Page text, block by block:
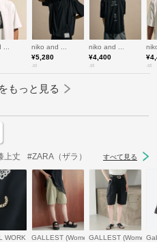
niko and ...
¥5,280
.st
niko and ...
¥4,400
.st .st
もっと見る
上丈 #ZARA（ザラ） すべて見る
ーコート
WORK
GALLEST (Women)/ギャレスト
GALLEST (Women)/